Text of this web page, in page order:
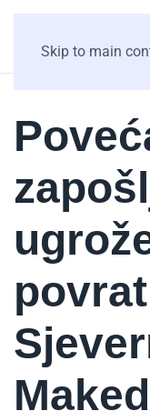
Skip to main